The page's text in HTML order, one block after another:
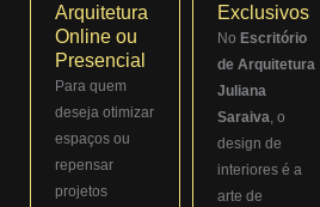
Arquitetura
Online ou
Presencial
Para quem
deseja otimizar
espaços ou
repensar
projetos
Exclusivos
No Escritório
de Arquitetura
Juliana
Saraiva , o
design de
interiores é a
arte de